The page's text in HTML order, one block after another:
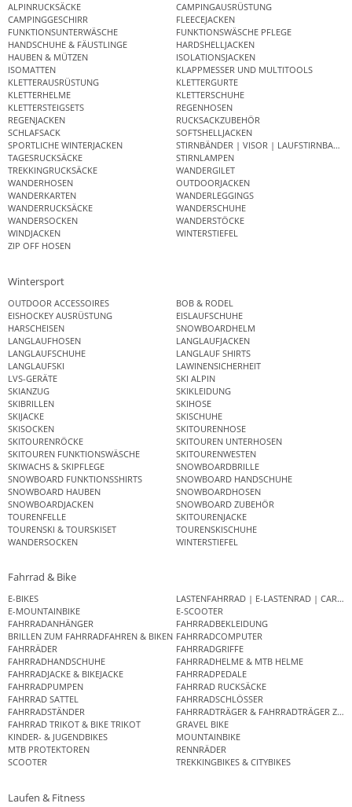
ALPINRUCKSÄCKE
CAMPINGAUSRÜSTUNG
CAMPINGGESCHIRR
FLEECEJACKEN
FUNKTIONSUNTERWÄSCHE
FUNKTIONSWÄSCHE PFLEGE
HANDSCHUHE & FÄUSTLINGE
HARDSHELLJACKEN
HAUBEN & MÜTZEN
ISOLATIONSJACKEN
ISOMATTEN
KLAPPMESSER UND MULTITOOLS
KLETTERAUSRÜSTUNG
KLETTERGURTE
KLETTERHELME
KLETTERSCHUHE
KLETTERSTEIGSETS
REGENHOSEN
REGENJACKEN
RUCKSACKZUBEHÖR
SCHLAFSACK
SOFTSHELLJACKEN
SPORTLICHE WINTERJACKEN
STIRNBÄNDER | VISOR | LAUFSTIRNBAND
TAGESRUCKSÄCKE
STIRNLAMPEN
TREKKINGRUCKSÄCKE
WANDERGILET
WANDERHOSEN
OUTDOORJACKEN
WANDERKARTEN
WANDERLEGGINGS
WANDERRUCKSÄCKE
WANDERSCHUHE
WANDERSOCKEN
WANDERSTÖCKE
WINDJACKEN
WINTERSTIEFEL
ZIP OFF HOSEN
Wintersport
OUTDOOR ACCESSOIRES
BOB & RODEL
EISHOCKEY AUSRÜSTUNG
EISLAUFSCHUHE
HARSCHEISEN
SNOWBOARDHELM
LANGLAUFHOSEN
LANGLAUFJACKEN
LANGLAUFSCHUHE
LANGLAUF SHIRTS
LANGLAUFSKI
LAWINENSICHERHEIT
LVS-GERÄTE
SKI ALPIN
SKIANZUG
SKIKLEIDUNG
SKIBRILLEN
SKIHOSE
SKIJACKE
SKISCHUHE
SKISOCKEN
SKITOURENHOSE
SKITOURENRÖCKE
SKITOUREN UNTERHOSEN
SKITOUREN FUNKTIONSWÄSCHE
SKITOURENWESTEN
SKIWACHS & SKIPFLEGE
SNOWBOARDBRILLE
SNOWBOARD FUNKTIONSSHIRTS
SNOWBOARD HANDSCHUHE
SNOWBOARD HAUBEN
SNOWBOARDHOSEN
SNOWBOARDJACKEN
SNOWBOARD ZUBEHÖR
TOURENFELLE
SKITOURENJACKE
TOURENSKI & TOURSKISET
TOURENSKISCHUHE
WANDERSOCKEN
WINTERSTIEFEL
Fahrrad & Bike
E-BIKES
LASTENFAHRRAD | E-LASTENRAD |
E-MOUNTAINBIKE
E-SCOOTER
FAHRRADANHÄNGER
FAHRRADBEKLEIDUNG
BRILLEN ZUM FAHRRADFAHREN & BIKEN FAHRRADCOMPUTER
FAHRRÄDER
FAHRRADGRIFFE
FAHRRADHANDSCHUHE
FAHRRADHELME & MTB HELME
FAHRRADJACKE & BIKEJACKE
FAHRRADPEDALE
FAHRRADPUMPEN
FAHRRAD RUCKSÄCKE
FAHRRAD SATTEL
FAHRRADSCHLÖSSER
FAHRRADSTÄNDER
FAHRRADTRÄGER & FAHRRADTRÄGER
FAHRRAD TRIKOT & BIKE TRIKOT
GRAVEL BIKE
KINDER- & JUGENDBIKES
MOUNTAINBIKE
MTB PROTEKTOREN
RENNRÄDER
SCOOTER
TREKKINGBIKES & CITYBIKES
Laufen & Fitness